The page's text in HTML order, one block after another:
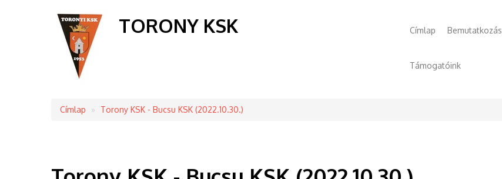
TORONY KSK Főmenü
Címlap Bemutatkozás
Támogatóink
Morzsa
Címlap Torony KSK - Bucsu KSK (2022.10.30.)